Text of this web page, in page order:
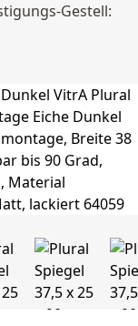
Gestell: